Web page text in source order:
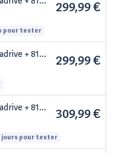
299,99 €
pour tester
+ 81
299,99 €
+ 81
309,99 €
jours pour tester